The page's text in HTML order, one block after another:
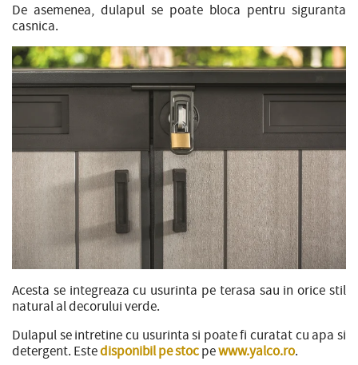
De asemenea, dulapul se poate bloca pentru siguranta
casnica.
Acesta se integreaza cu usurinta pe terasa sau in orice stil
natural al decorului verde.
Dulapul se intretine cu usurinta si poate fi curatat cu apa si
detergent. Estedisponibil pe stocpewww.yalco.ro.